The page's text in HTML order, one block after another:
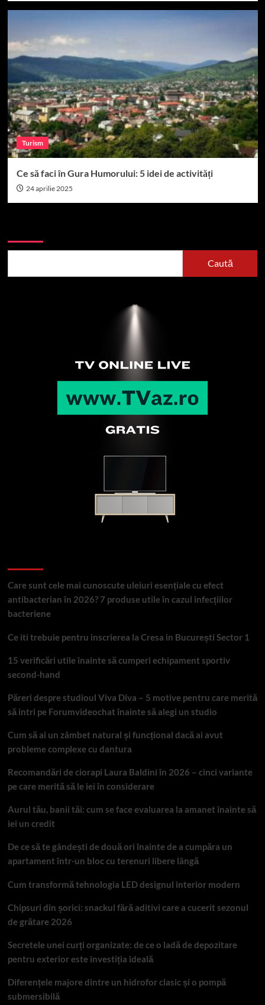
Turism
Ce să faci în Gura Humorului: 5 idei de activități
24 aprilie 2025
Caută
Care sunt cele mai cunoscute uleiuri esențiale cu efect
antibacterian în 2026? 7 produse utile în cazul infecțiilor
bacteriene
Ce iti trebuie pentru inscrierea la Cresa in București Sector 1
15 verificări utile înainte să cumperi echipament sportiv
second-hand
Păreri despre studioul Viva Diva – 5 motive pentru care merită
să intri pe Forumvideochat înainte să alegi un studio
Cum să ai un zâmbet natural și funcțional dacă ai avut
probleme complexe cu dantura
Recomandări de ciorapi Laura Baldini în 2026 – cinci variante
pe care merită să le iei în considerare
Aurul tău, banii tăi: cum se face evaluarea la amanet înainte să
iei un credit
De ce să te gândești de două ori înainte de a cumpăra un
apartament într-un bloc cu terenuri libere lângă
Cum transformă tehnologia LED designul interior modern
Chipsuri din șorici: snackul fără aditivi care a cucerit sezonul
de grătare 2026
Secretele unei curți organizate: de ce o ladă de depozitare
pentru exterior este investiția ideală
Diferențele majore dintre un hidrofor clasic și o pompă
submersibilă